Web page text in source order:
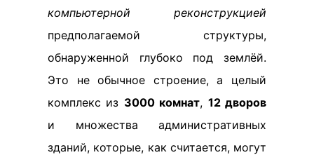
компьютерной реконструкцией
предполагаемой структуры,
обнаруженной глубоко под землёй.
Это не обычное строение, а целый
комплекс из 3000 комнат, 12 дворов
и множества административных
зданий, которые, как считается, могут